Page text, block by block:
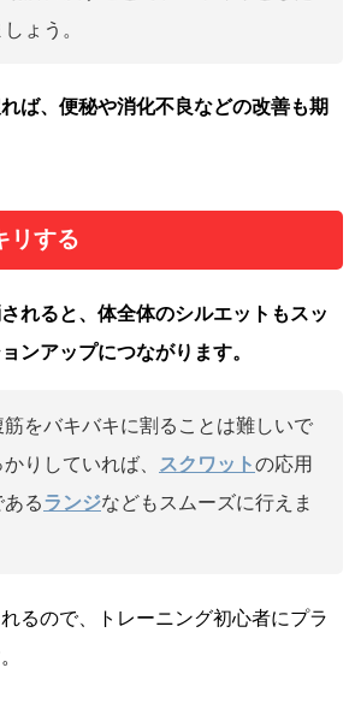
ょう。
ば、便秘や消化不良などの改善も期
リする
れると、体全体のシルエットもスッ
ンアップにつながります。
をバキバキに割ることは難しいで
りしていれば、
スクワットの応用
るランジなどもスムーズに行えま
るので、トレーニング初心者にプラ